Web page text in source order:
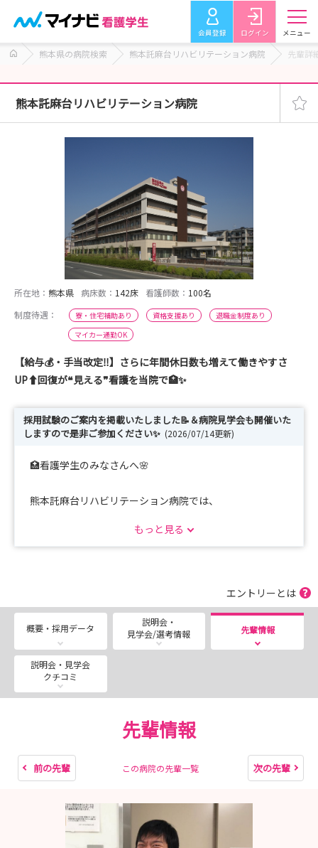
会員登録 ログイン メニュー
熊本県の病院検索 熊本託麻台リハビリテーション病院 先輩詳
熊本託麻台リハビリテーション病院
所在地： 熊本県 病床数： 142床 看護師数： 100名
制度待遇：
寮・住宅補助あり 資格支援あり
退職金制度あり
マイカー通勤OK
【給与💰・手当改定‼️】さらに年間休日数も増えて働きやすさ
UP⬆️回復が❝見える❞看護を当院で🏥✨
採用試験のご案内を掲載いたしました📝＆病院見学会も開催いた
しますので是非ご参加ください✨ (2026/07/14更新)
🏥看護学生のみなさんへ🌸
熊本託麻台リハビリテーション病院では、
「心と身体の回復を支える“寄り添う看護“」を大切にして
日々のリハビリを重ねながら少しずつ回復し、
笑顔で「また歩けるようになった」と退院される―――
その感動的な瞬間に立ち会えるのは、回復期看護ならでは
の醍醐味です✨
💴働きやすさもUP！待遇改善を実施✨
いました。
🌙 夜勤手当：8,200円 → 12,000円／回（+46％UP）
🌆 遅日勤手当：1,500円 → 3,000円／回（+100％UP）
もっと見る
エントリーとは
概要・採用データ
説明会・
見学会/選考情報
先輩情報
説明会・見学会
クチコミ
先輩情報
前の先輩 この病院の先輩一覧 次の先輩